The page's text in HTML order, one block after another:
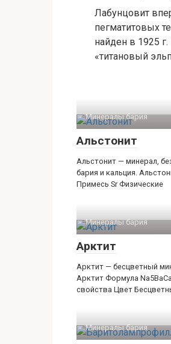
Лабунцовит
пегматитовых
найден в 1925
«титановый
Минералы бария‎
Альстонит
Альстонит — минерал,
бария и кальция.
Примесь Sr Физические
Минералы бария‎
Арктит
Арктит — бесцветный
Арктит Формула
свойства Цвет
Минералы бария‎